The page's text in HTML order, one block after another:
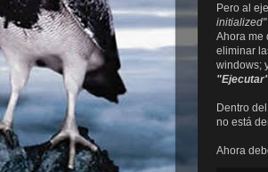
Pero al
initialized"
Ahora me
eliminar
windows;
Dentro del
no está
Ahora